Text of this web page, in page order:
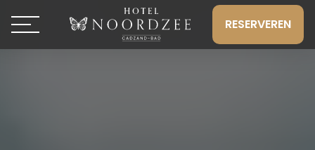
Toggle navigation
RESERVEREN